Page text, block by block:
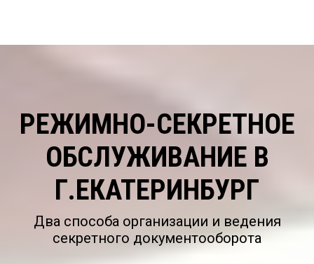
РЕЖИМНО-СЕКРЕТНОЕ
ОБСЛУЖИВАНИЕ В
Г.ЕКАТЕРИНБУРГ
Два способа организации и ведения
секретного документооборота